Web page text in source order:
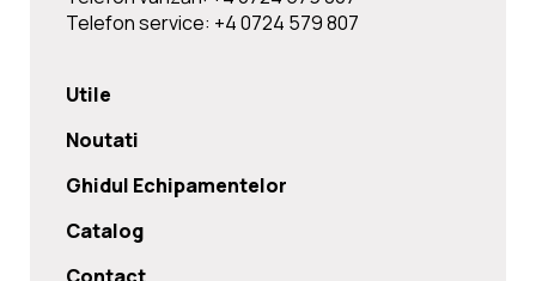
Telefon service: +4 0724 579 807
Utile
Noutati
Ghidul Echipamentelor
Catalog